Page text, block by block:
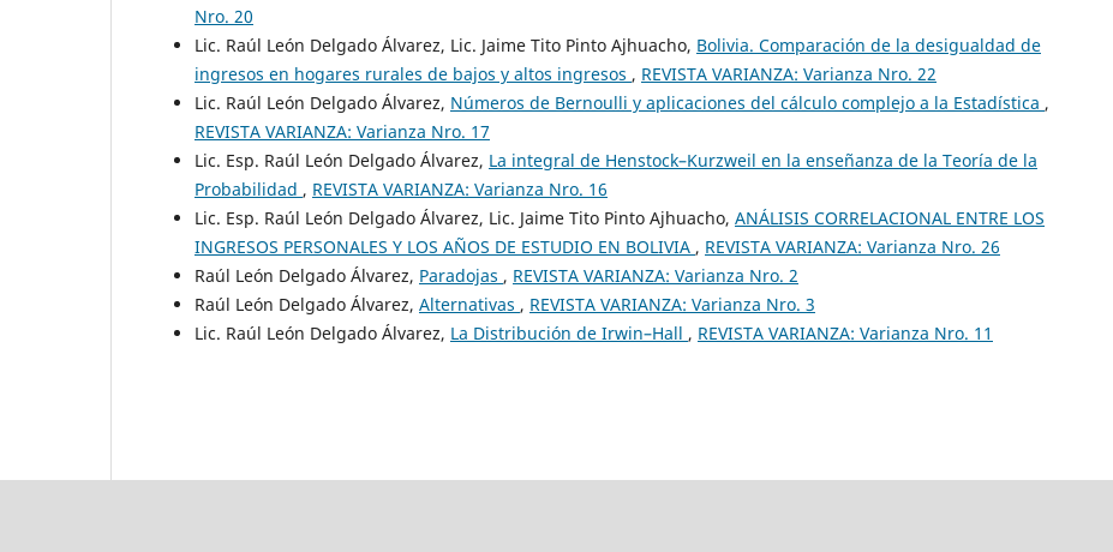
Nro. 20
Lic. Raúl León Delgado Álvarez, Lic. Jaime Tito Pinto Ajhuacho, Bolivia. Comparación de la desigualdad de
ingresos en hogares rurales de bajos y altos ingresos , REVISTA VARIANZA: Varianza Nro. 22
Lic. Raúl León Delgado Álvarez, Números de Bernoulli y aplicaciones del cálculo complejo a la Estadística ,
REVISTA VARIANZA: Varianza Nro. 17
Lic. Esp. Raúl León Delgado Álvarez, La integral de Henstock–Kurzweil en la enseñanza de la Teoría de la
Probabilidad , REVISTA VARIANZA: Varianza Nro. 16
Lic. Esp. Raúl León Delgado Álvarez, Lic. Jaime Tito Pinto Ajhuacho, ANÁLISIS CORRELACIONAL ENTRE LOS
INGRESOS PERSONALES Y LOS AÑOS DE ESTUDIO EN BOLIVIA , REVISTA VARIANZA: Varianza Nro. 26
Raúl León Delgado Álvarez, Paradojas , REVISTA VARIANZA: Varianza Nro. 2
Raúl León Delgado Álvarez, Alternativas , REVISTA VARIANZA: Varianza Nro. 3
Lic. Raúl León Delgado Álvarez, La Distribución de Irwin–Hall , REVISTA VARIANZA: Varianza Nro. 11